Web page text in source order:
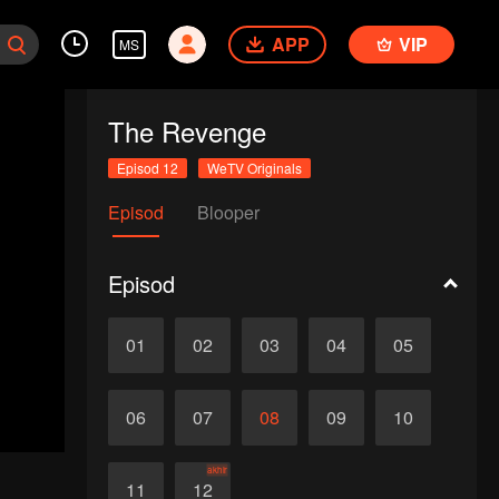
MS APP VIP
The Revenge
Episod 12 WeTV Originals
Episod Blooper
Episod
01 02 03 04 05
06 07 08 09 10
11 12
akhir